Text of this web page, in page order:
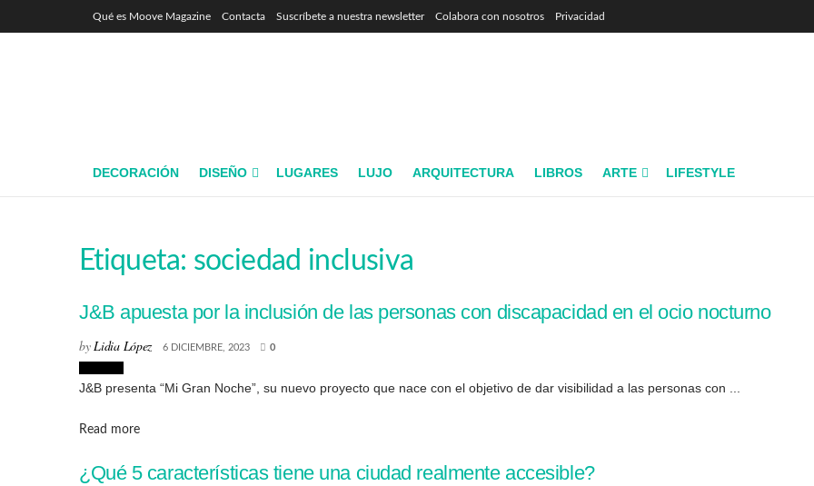
Qué es Moove Magazine Contacta Suscríbete a nuestra newsletter Colabora con nosotros Privacidad
DECORACIÓN DISEÑO LUGARES LUJO ARQUITECTURA LIBROS ARTE LIFESTYLE
Etiqueta: sociedad inclusiva
J&B apuesta por la inclusión de las personas con discapacidad en el ocio nocturno
byLidia López 6 DICIEMBRE, 2023 0
J&B presenta “Mi Gran Noche”, su nuevo proyecto que nace con el objetivo de dar visibilidad a las personas con ...
Read moreDetails
¿Qué 5 características tiene una ciudad realmente accesible?